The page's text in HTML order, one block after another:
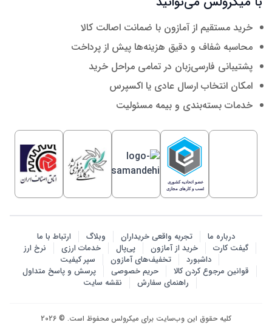
خرید مستقیم از آمازون با ضمانت اصالت کالا
محاسبه شفاف و دقیق هزینه‌ها پیش از پرداخت
پشتیبانی فارسی‌زبان در تمامی مراحل خرید
امکان انتخاب ارسال عادی یا اکسپرس
خدمات بسته‌بندی و بیمه مسئولیت
درباره ما تجربه واقعی خریداران وبلاگ
ارتباط با ما
گیفت کارت
خرید از آمازون پی‌پال خدمات ارزی
نرخ ارز
داشبورد
تخفیف‌های آمازون
سپر کیفیت
قوانین مرجوع کردن کالا
حریم خصوصی
پرسش‌ و پاسخ متداول
راهنمای سفارش
نقشه سایت
کلیه حقوق این وب‌سایت برای میکرولس محفوظ است. © 2026